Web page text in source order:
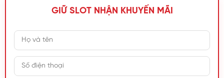
GIỮ SLOT NHẬN KHUYẾN MÃI